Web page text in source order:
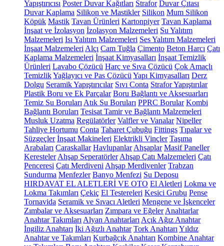
Yapıştırıcısı Poster Duvar Kağıtları Strafor Duvar Çıtası
Duvar Kaplama Silikon ve Mastikler Silikon Mum Silikon
Köpük Mastik Tavan Ürünleri Kartonpiyer Tavan Kaplama
İnşaat ve İzolasyon İzolasyon Malzemeleri Su Yalıtım
Malzemeleri Isı Yalıtım Malzemeleri Ses Yalıtım Malzemeleri
İnşaat Malzemeleri Alçı Cam Tuğla Çimento Beton Harcı Çatı
Kaplama Malzemeleri İnşaat Kimyasalları İnşaat Temizlik
Ürünleri Lavabo Çözücü Harç ve Sıva Çözücü Çok Amaçlı
TemizlikYağlayıcı ve Pas Çözücü Yapı Kimyasalları Derz
Dolgu Seramik Yapıştırıcılar Sıvı Conta Strafor Yapıştırılar
Plastik Boru ve Ek Parçalar Boru Bağlantı ve Aksesuarları
Temiz Su Boruları Atık Su Boruları PPRC Borular Kombi
Bağlantı Boruları Tesisat Tamir ve Bağlantı Malzemeleri
Musluk Uzatma Regülatörler Valfler ve Vanalar Nipeller
Tahliye Hortumu Conta Taharet Çubuğu Fittings Tıpalar ve
Süzgeçler İnşaat Makineleri Elektrikli Vinçler Taşıma
Arabaları Caraskallar Havlupanlar Ahşaplar Masif Paneller
Keresteler Ahşap Seperatörler Ahşap Çatı Malzemeleri Çatı
Penceresi Çatı Merdiveni Ahşap Merdivenler Trabzan
Sundurma Menfezler Banyo Menfezi Su Deposu
HIRDAVAT EL ALETLERİ VE OTO El Aletleri Lokma ve
Lokma Takımları Çekiç El Testereleri Kesici Grubu Pense
Tornavida Seramik ve Sıvacı Aletleri Mengene ve İşkenceler
Zımbalar ve Aksesuarları Zımpara ve Eğeler Anahtarlar
Anahtar Takımları Alyan Anahtarları Açık Ağız Anahtar
İngiliz Anahtarı İki Ağızlı Anahtar Tork Anahtarı Yıldız
Anahtar ve Takımları Kurbağcık Anahtarı Kombine Anahtar